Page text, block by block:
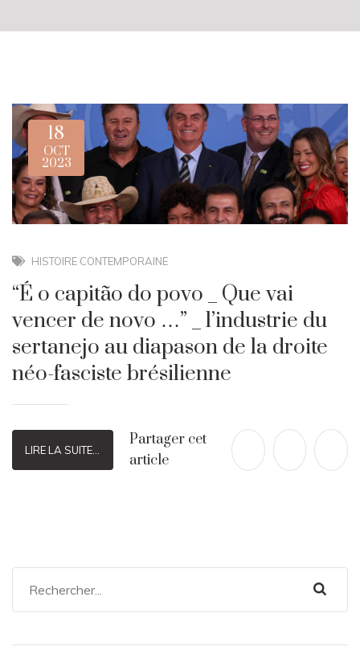
18
OCT
2023
HISTOIRE CONTEMPORAINE
“É o capitão do povo _ Que vai
vencer de novo …” _ l’industrie du
sertanejo au diapason de la droite
néo-fasciste brésilienne
LIRE LA SUITE...
Partager cet
article